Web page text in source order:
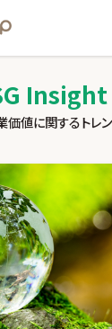
Insight
About us
Recruit
請求はこちら
問い合わせ
Insight
価値に関するトレ